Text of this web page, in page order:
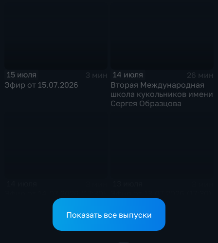
15 июля
3 мин
Эфир от 15.07.2026
14 июля
26 мин
Вторая Международная
школа кукольников имени
Сергея Образцова
Показать все выпуски